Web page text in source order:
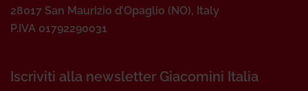
28017 San Maurizio d’Opaglio (NO), Italy
P.IVA 01792290031
Iscriviti alla newsletter Giacomini Italia